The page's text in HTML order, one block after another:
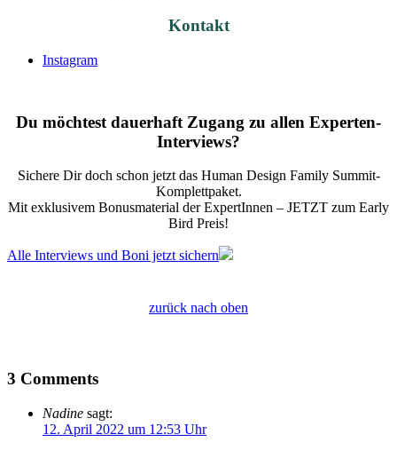
Kontakt
Instagram
Du möchtest dauerhaft Zugang zu allen Experten-
Interviews?
Sichere Dir doch schon jetzt das Human Design Family Summit-
Komplettpaket.
Mit exklusivem Bonusmaterial der ExpertInnen – JETZT zum Early
Bird Preis!
Alle Interviews und Boni jetzt sichern
zurück nach oben
3 Comments
Nadine sagt:
12. April 2022 um 12:53 Uhr